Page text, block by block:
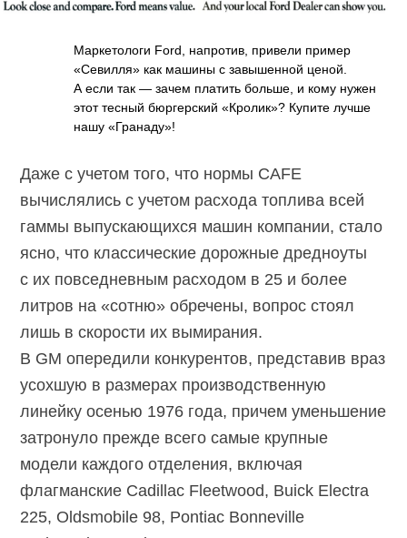
Маркетологи Ford, напротив, привели пример
«Севилля» как машины с завышенной ценой.
А если так — зачем платить больше, и кому нужен
этот тесный бюргерский «Кролик»? Купите лучше
нашу «Гранаду»!
Даже с учетом того, что нормы CAFE
вычислялись с учетом расхода топлива всей
гаммы выпускающихся машин компании, стало
ясно, что классические дорожные дредноуты
с их повседневным расходом в 25 и более
литров на «сотню» обречены, вопрос стоял
лишь в скорости их вымирания.
В GM опередили конкурентов, представив враз
усохшую в размерах производственную
линейку осенью 1976 года, причем уменьшение
затронуло прежде всего самые крупные
модели каждого отделения, включая
флагманские Cadillac Fleetwood, Buick Electra
225, Oldsmobile 98, Pontiac Bonneville